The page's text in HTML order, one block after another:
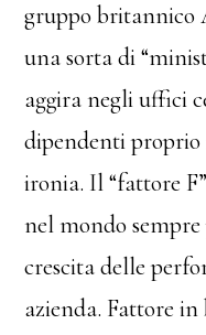
gruppo britannico
una sorta di
aggira negli uffici
dipendenti proprio
ironia. Il “fattore
nel mondo
crescita delle
azienda. Fattore in